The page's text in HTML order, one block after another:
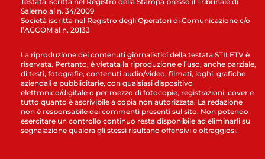
Salerno al n. 34/2009
Società iscritta nel Registro degli Operatori di Comunicazione c/o
l’AGCOM al n. 20133
La riproduzione dei contenuti giornalistici della testata STILETV è
riservata. Pertanto, è vietata la riproduzione e l’uso, anche parziale,
di testi, fotografie, contenuti audio/video, filmati, loghi, grafiche
aziendali e pubblicitarie, con qualsiasi dispositivo
elettronico/digitale o per mezzo di fotocopie, registrazioni, cover e
tutto quanto è ascrivibile a copia non autorizzata. La redazione
non è responsabile dei commenti presenti sul sito. Non potendo
esercitare un controllo continuo resta disponibile ad eliminarli su
segnalazione qualora gli stessi risultano offensivi e oltraggiosi.